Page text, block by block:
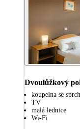
Dvoulůžkový
koupelna se
TV
malá lednice
Wi-Fi